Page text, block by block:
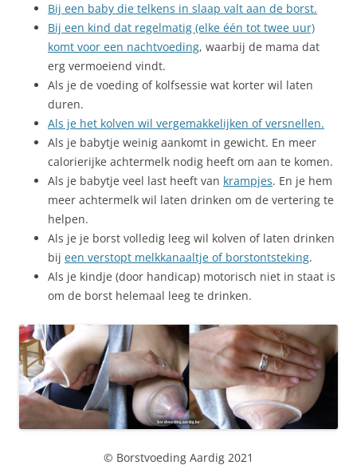
Bij een baby die telkens in slaap valt aan de borst.
Bij een kind dat regelmatig (elke één tot twee uur)
komt voor een nachtvoeding, waarbij de mama dat
erg vermoeiend vindt.
Als je de voeding of kolfsessie wat korter wil laten
duren.
Als je het kolven wil vergemakkelijken of versnellen.
Als je babytje weinig aankomt in gewicht. En meer
calorierijke achtermelk nodig heeft om aan te komen.
Als je babytje veel last heeft van krampjes. En je hem
meer achtermelk wil laten drinken om de vertering te
helpen.
Als je je borst volledig leeg wil kolven of laten drinken
bij een verstopt melkkanaaltje of borstontsteking.
Als je kindje (door handicap) motorisch niet in staat is
om de borst helemaal leeg te drinken.
© Borstvoeding Aardig 2021